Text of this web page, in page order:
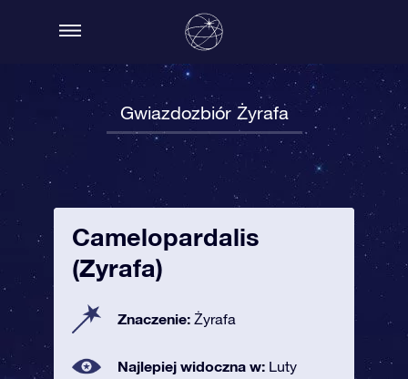
Gwiazdozbiór Żyrafa
Camelopardalis
(Żyrafa)
Znaczenie: Żyrafa
Najlepiej widoczna w: Luty